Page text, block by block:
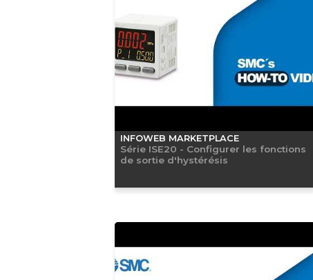
INFOWEB MARKETPLACE
Série ISE20 - Configurer les fonctions
de sortie d'hystérésis